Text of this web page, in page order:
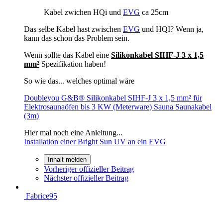
Kabel zwichen HQi und EVG ca 25cm
Das selbe Kabel hast zwischen EVG und HQI? Wenn ja,
kann das schon das Problem sein.
Wenn sollte das Kabel eine Silikonkabel SIHF-J 3 x 1,5
mm² Spezifikation haben!
So wie das... welches optimal wäre
Doubleyou G&B® Silikonkabel SIHF-J 3 x 1,5 mm² für
Elektrosaunaöfen bis 3 KW (Meterware) Sauna Saunakabel
(3m)
Hier mal noch eine Anleitung...
Installation einer Bright Sun UV an ein EVG
Inhalt melden
Vorheriger offizieller Beitrag
Nächster offizieller Beitrag
Fabrice95